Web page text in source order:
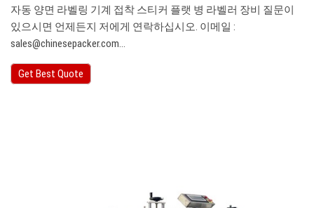
자동 양면 라벨링 기계 접착 스티커 플랫 병 라벨러 장비 질문이
있으시면 언제든지 저에게 연락하십시오. 이메일 :
sales@chinesepacker.com…
Get Best Quote